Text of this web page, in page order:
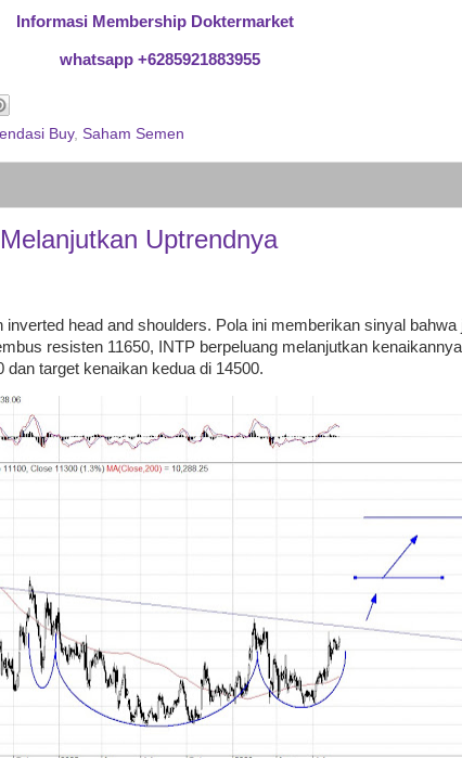
Informasi Membership Doktermarket
whatsapp +6285921883955
Buy, Saham Semen
Uptrendnya
inverted head and shoulders. Pola ini memberikan sinyal bahwa
resisten 11650, INTP berpeluang melanjutkan
dan target kenaikan kedua di 14500.